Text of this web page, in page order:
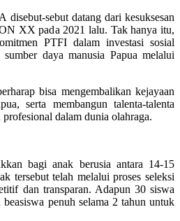
disebut-sebut datang dari kesuksesan
XX pada 2021 lalu. Tak hanya itu,
PTFI dalam investasi sosial
sumber daya manusia Papua melalui
bisa mengembalikan kejayaan
serta membangun talenta-talenta
dalam dunia olahraga.
bagi anak berusia antara 14-15
tersebut telah melalui proses seleksi
dan transparan. Adapun 30 siswa
penuh selama 2 tahun untuk